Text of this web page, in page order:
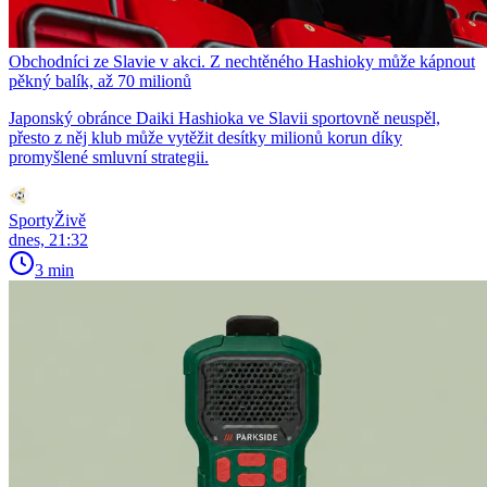
Obchodníci ze Slavie v akci. Z nechtěného Hashioky může kápnout
pěkný balík, až 70 milionů
Japonský obránce Daiki Hashioka ve Slavii sportovně neuspěl,
přesto z něj klub může vytěžit desítky milionů korun díky
promyšlené smluvní strategii.
SportyŽivě
dnes, 21:32
3 min